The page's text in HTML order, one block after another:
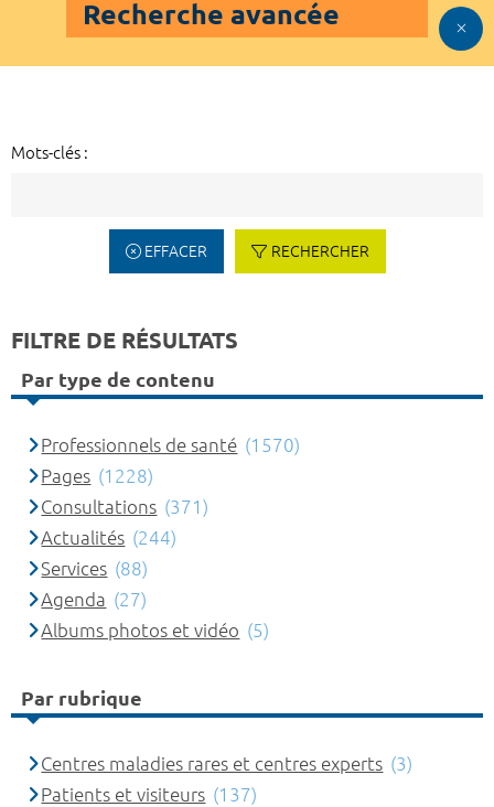
Recherche avancée
Mots-clés :
EFFACER RECHERCHER
FILTRE DE RÉSULTATS
Par type de contenu
Professionnels de santé (1570)
Pages (1228)
Consultations (371)
Actualités (244)
Services (88)
Agenda (27)
Albums photos et vidéo (5)
Par rubrique
Centres maladies rares et centres experts (3)
Patients et visiteurs (137)